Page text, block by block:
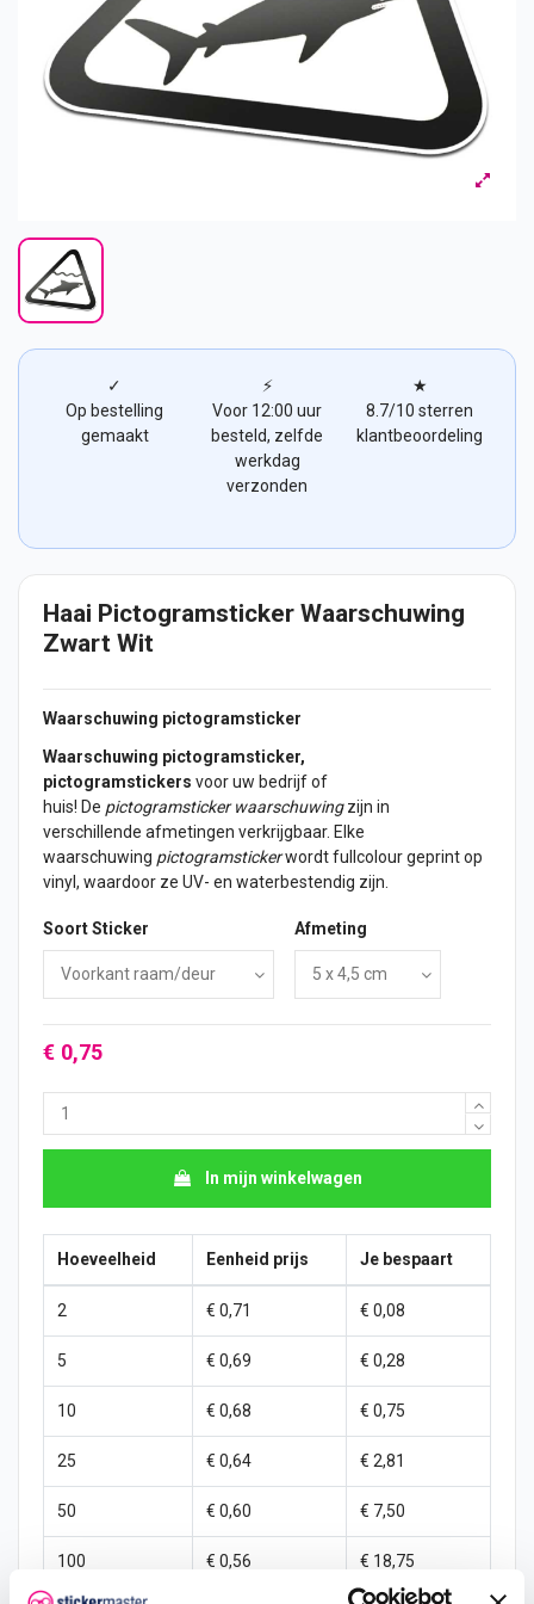
✓
Op bestelling
gemaakt
⚡
Voor 12:00 uur
besteld, zelfde
werkdag
verzonden
★
8.7/10 sterren
klantbeoordeling
Haai Pictogramsticker Waarschuwing
Zwart Wit
Waarschuwing pictogramsticker
Waarschuwing pictogramsticker,
pictogramstickers voor uw bedrijf of
huis! De pictogramsticker waarschuwingzijn in
verschillende afmetingen verkrijgbaar. Elke
waarschuwing pictogramstickerwordt fullcolour geprint op
vinyl, waardoor ze UV- en waterbestendig zijn.
Soort Sticker Afmeting
€ 0,75
In mijn winkelwagen
Hoeveelheid Eenheid prijs Je bespaart
2 € 0,71 € 0,08
5 € 0,69 € 0,28
10 € 0,68 € 0,75
25 € 0,64 € 2,81
50 € 0,60 € 7,50
100 € 0,56 € 18,75